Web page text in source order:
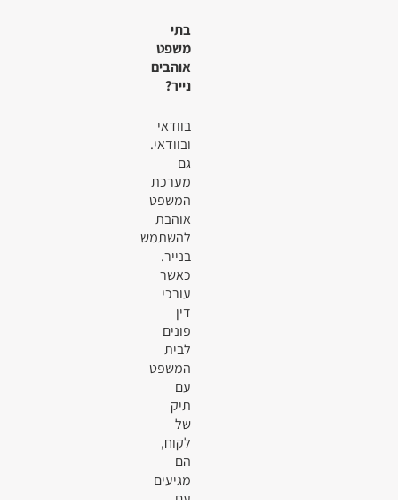
בתי
משפט
אוהבים
נייר?
בוודאי
ובוודאי.
גם
מערכת
המשפט
אוהבת
להשתמש
בנייר.
כאשר
עורכי
דין
פונים
לבית
המשפט
עם
תיק
של
לקוח,
הם
מגיעים